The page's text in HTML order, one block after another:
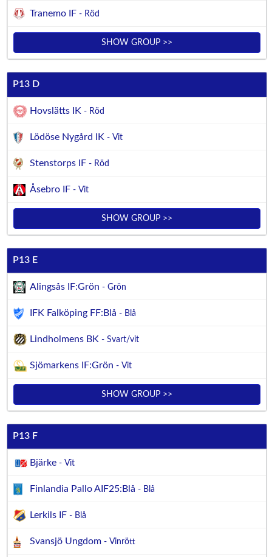
Tranemo IF - Röd
SHOW GROUP >>
P13 D
Hovslätts IK - Röd
Lödöse Nygård IK - Vit
Stenstorps IF - Röd
Åsebro IF - Vit
SHOW GROUP >>
P13 E
Alingsås IF:Grön - Grön
IFK Falköping FF:Blå - Blå
Lindholmens BK - Svart/vit
Sjömarkens IF:Grön - Vit
SHOW GROUP >>
P13 F
Bjärke - Vit
Finlandia Pallo AIF25:Blå - Blå
Lerkils IF - Blå
Svansjö Ungdom - Vinrött